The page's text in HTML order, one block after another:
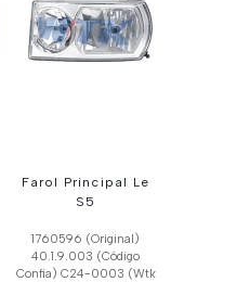
Farol Principal Le
S5
1760596 (Original)
40.1.9.003 (Código
Confia) C24-0003 (Wtk